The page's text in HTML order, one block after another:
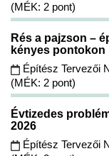
(MÉK: 2 pont)
Rés a pajzson –
kényes pontokon
Építész Tervezői
(MÉK: 2 pont)
Évtizedes
2026
Építész Tervezői